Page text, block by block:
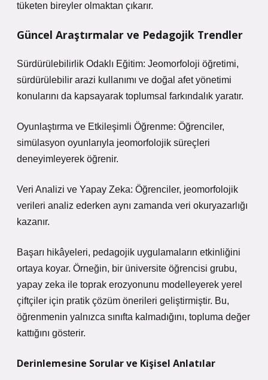
tüketen bireyler olmaktan çıkarır.
Güncel Araştırmalar ve Pedagojik Trendler
Sürdürülebilirlik Odaklı Eğitim: Jeomorfoloji öğretimi,
sürdürülebilir arazi kullanımı ve doğal afet yönetimi
konularını da kapsayarak toplumsal farkındalık yaratır.
Oyunlaştırma ve Etkileşimli Öğrenme: Öğrenciler,
simülasyon oyunlarıyla jeomorfolojik süreçleri
deneyimleyerek öğrenir.
Veri Analizi ve Yapay Zeka: Öğrenciler, jeomorfolojik
verileri analiz ederken aynı zamanda veri okuryazarlığı
kazanır.
Başarı hikâyeleri, pedagojik uygulamaların etkinliğini
ortaya koyar. Örneğin, bir üniversite öğrencisi grubu,
yapay zeka ile toprak erozyonunu modelleyerek yerel
çiftçiler için pratik çözüm önerileri geliştirmiştir. Bu,
öğrenmenin yalnızca sınıfta kalmadığını, topluma değer
kattığını gösterir.
Derinlemesine Sorular ve Kişisel Anlatılar